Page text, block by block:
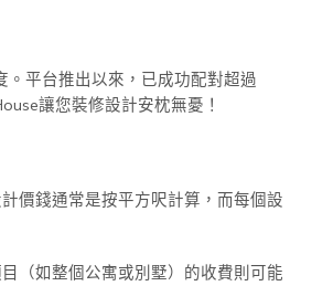
平台推出以來，已成功配對超過
讓您裝修設計安枕無憂！
價錢通常是按平方呎計算，而每個設
（如整個公寓或別墅）的收費則可能